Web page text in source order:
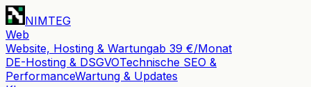
NIMTEG
Web
Website, Hosting & Wartungab 39 €/Monat
DE-Hosting & DSGVOTechnische SEO &
PerformanceWartung & Updates